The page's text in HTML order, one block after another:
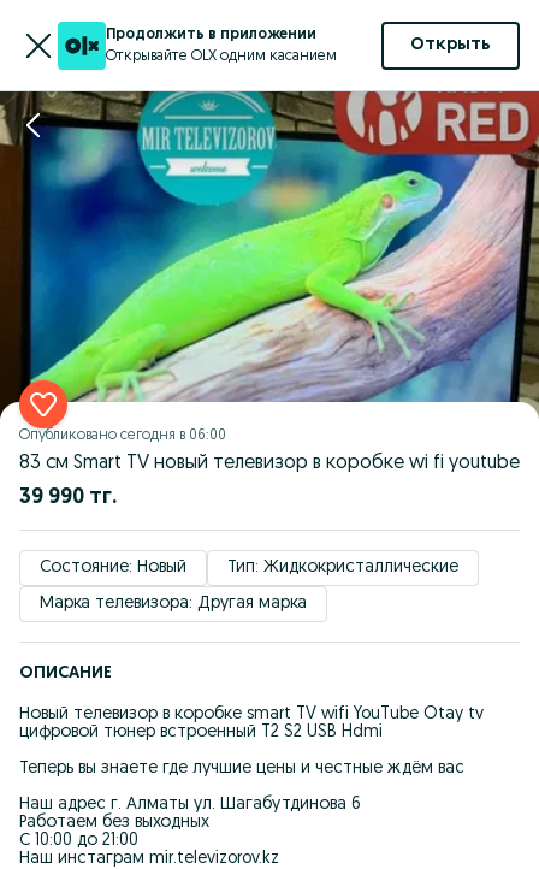
Продолжить в приложении
Открывайте OLX одним касанием
Открыть
Опубликовано сегодня в 06:00
83 см Smart TV новый телевизор в коробке wi fi youtube
39 990 тг.
Состояние: Новый
Тип: Жидкокристаллические
Марка телевизора: Другая марка
ОПИСАНИЕ
Новый телевизор в коробке smart TV wifi YouTube Otay tv
цифровой тюнер встроенный T2 S2 USB Hdmi
Теперь вы знаете где лучшие цены и честные ждём вас
Наш адрес г. Алматы ул. Шагабутдинова 6
Работаем без выходных
С 10:00 до 21:00
Наш инстаграм mir.televizorov.kz